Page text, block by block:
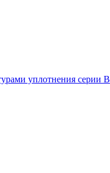
уплотнения серии В